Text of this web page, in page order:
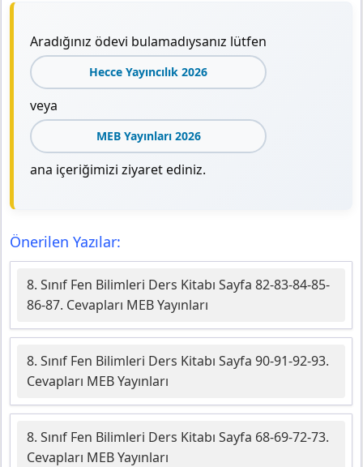
Aradığınız ödevi bulamadıysanız lütfen
Hecce Yayıncılık 2026
veya
MEB Yayınları 2026
ana içeriğimizi ziyaret ediniz.
Önerilen Yazılar:
8. Sınıf Fen Bilimleri Ders Kitabı Sayfa 82-83-84-85-
86-87. Cevapları MEB Yayınları
8. Sınıf Fen Bilimleri Ders Kitabı Sayfa 90-91-92-93.
Cevapları MEB Yayınları
8. Sınıf Fen Bilimleri Ders Kitabı Sayfa 68-69-72-73.
Cevapları MEB Yayınları